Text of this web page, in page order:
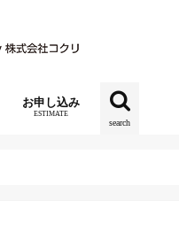
search
お申し込み
ESTIMATE